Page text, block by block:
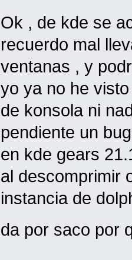
Ok , de kde se
recuerdo mal
ventanas , y
yo ya no he
de konsola ni
pendiente un
en kde gears
al descomprimir
instancia de
da por saco por